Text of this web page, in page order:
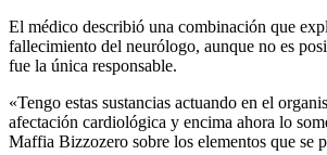
El médico describió una combinación que
fallecimiento del neurólogo, aunque no es
fue la única responsable.
«Tengo estas sustancias actuando en el
afectación cardiológica y encima ahora lo
Maffia Bizzozero sobre los elementos que se